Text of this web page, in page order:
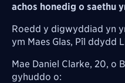
achos honedig o saethu
Roedd y digwyddiad yn
ym Maes Glas, Pîl ddydd
Mae Daniel Clarke, 20, o
gyhuddo o: